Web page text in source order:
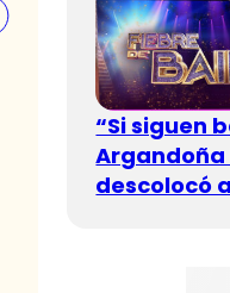
“Si siguen
descolocó